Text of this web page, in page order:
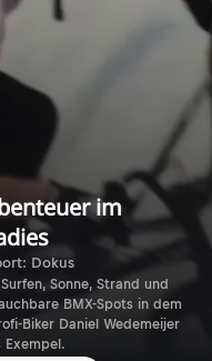
im
Dokus
Sonne, Strand und
BMX-Spots in dem
Biker Daniel Wedemeijer
Exempel.